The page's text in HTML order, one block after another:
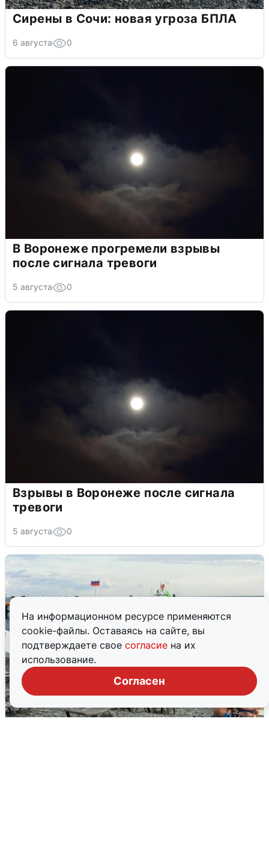
На информационном ресурсе применяются
cookie-файлы. Оставаясь на сайте, вы
подтверждаете свое согласие на их
использование.
Согласен
Сирены в Сочи: новая угроза БПЛА
6 августа 0
В Воронеже прогремели взрывы
после сигнала тревоги
5 августа 0
Взрывы в Воронеже после сигнала
тревоги
5 августа 0